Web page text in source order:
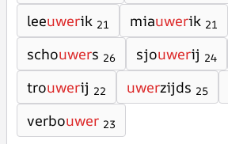
leeuwerik 21 miauwerik 21
schouwers 26 sjouwerij 24
trouwerij 22 uwerzijds 25
verbouwer 23